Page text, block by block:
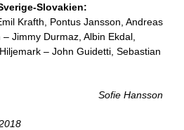
Slovakien:
Krafth, Pontus Jansson, Andreas
Jimmy Durmaz, Albin Ekdal,
– John Guidetti, Sebastian
Sofie Hansson